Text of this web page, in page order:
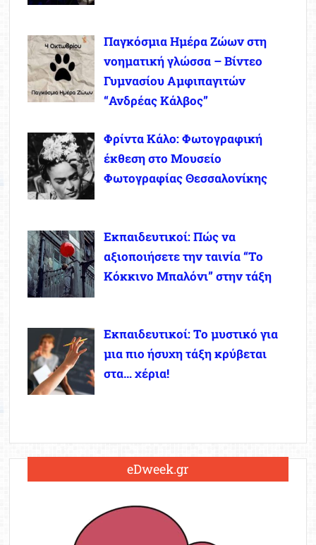
Παγκόσμια Ημέρα Ζώων στη
νοηματική γλώσσα – Βίντεο
Γυμνασίου Αμφιπαγιτών
“Ανδρέας Κάλβος”
Φρίντα Κάλο: Φωτογραφική
έκθεση στο Μουσείο
Φωτογραφίας Θεσσαλονίκης
Εκπαιδευτικοί: Πώς να
αξιοποιήσετε την ταινία “Το
Κόκκινο Μπαλόνι” στην τάξη
Εκπαιδευτικοί: Το μυστικό για
μια πιο ήσυχη τάξη κρύβεται
στα… χέρια!
eDweek.gr